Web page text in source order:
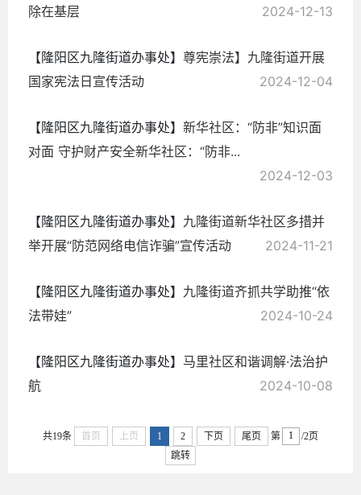
除在基层 2024-12-13
【隆阳区九隆街道办事处】 尊宪崇法】九隆街道开展
国家宪法日宣传活动
2024-12-04
【隆阳区九隆街道办事处】 新华社区：“防非”知识面
对面 守护财产安全新华社区：“防非...
2024-12-03
【隆阳区九隆街道办事处】 九隆街道新华社区多措并
举开展“防范网络电信诈骗”宣传活动
2024-11-21
【隆阳区九隆街道办事处】 九隆街道齐抓共学助推“依
法带娃”
2024-10-24
【隆阳区九隆街道办事处】 马里社区和谐调解·法治护
航
2024-10-08
共19条 首页 上页 1 2 下页 尾页 第
/2页
跳转